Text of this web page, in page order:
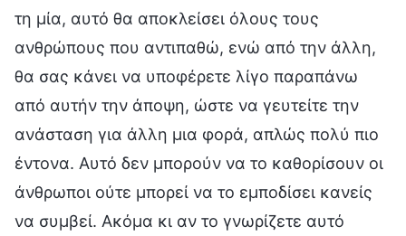
τη μία, αυτό θα αποκλείσει όλους τους
ανθρώπους που αντιπαθώ, ενώ από την άλλη,
θα σας κάνει να υποφέρετε λίγο παραπάνω
από αυτήν την άποψη, ώστε να γευτείτε την
ανάσταση για άλλη μια φορά, απλώς πολύ πιο
έντονα. Αυτό δεν μπορούν να το καθορίσουν οι
άνθρωποι ούτε μπορεί να το εμποδίσει κανείς
να συμβεί. Ακόμα κι αν το γνωρίζετε αυτό